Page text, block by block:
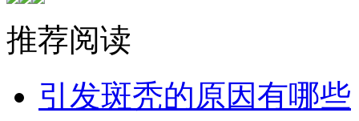
推荐阅读
引发斑秃的原因有哪些